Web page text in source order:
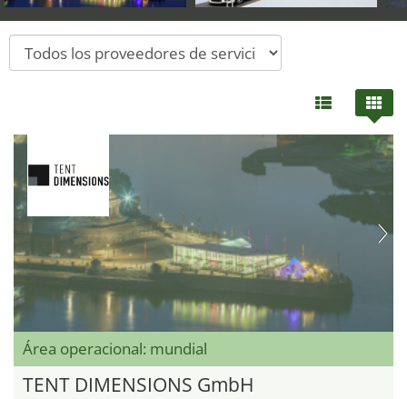
Área operacional: mundial
TENT DIMENSIONS GmbH